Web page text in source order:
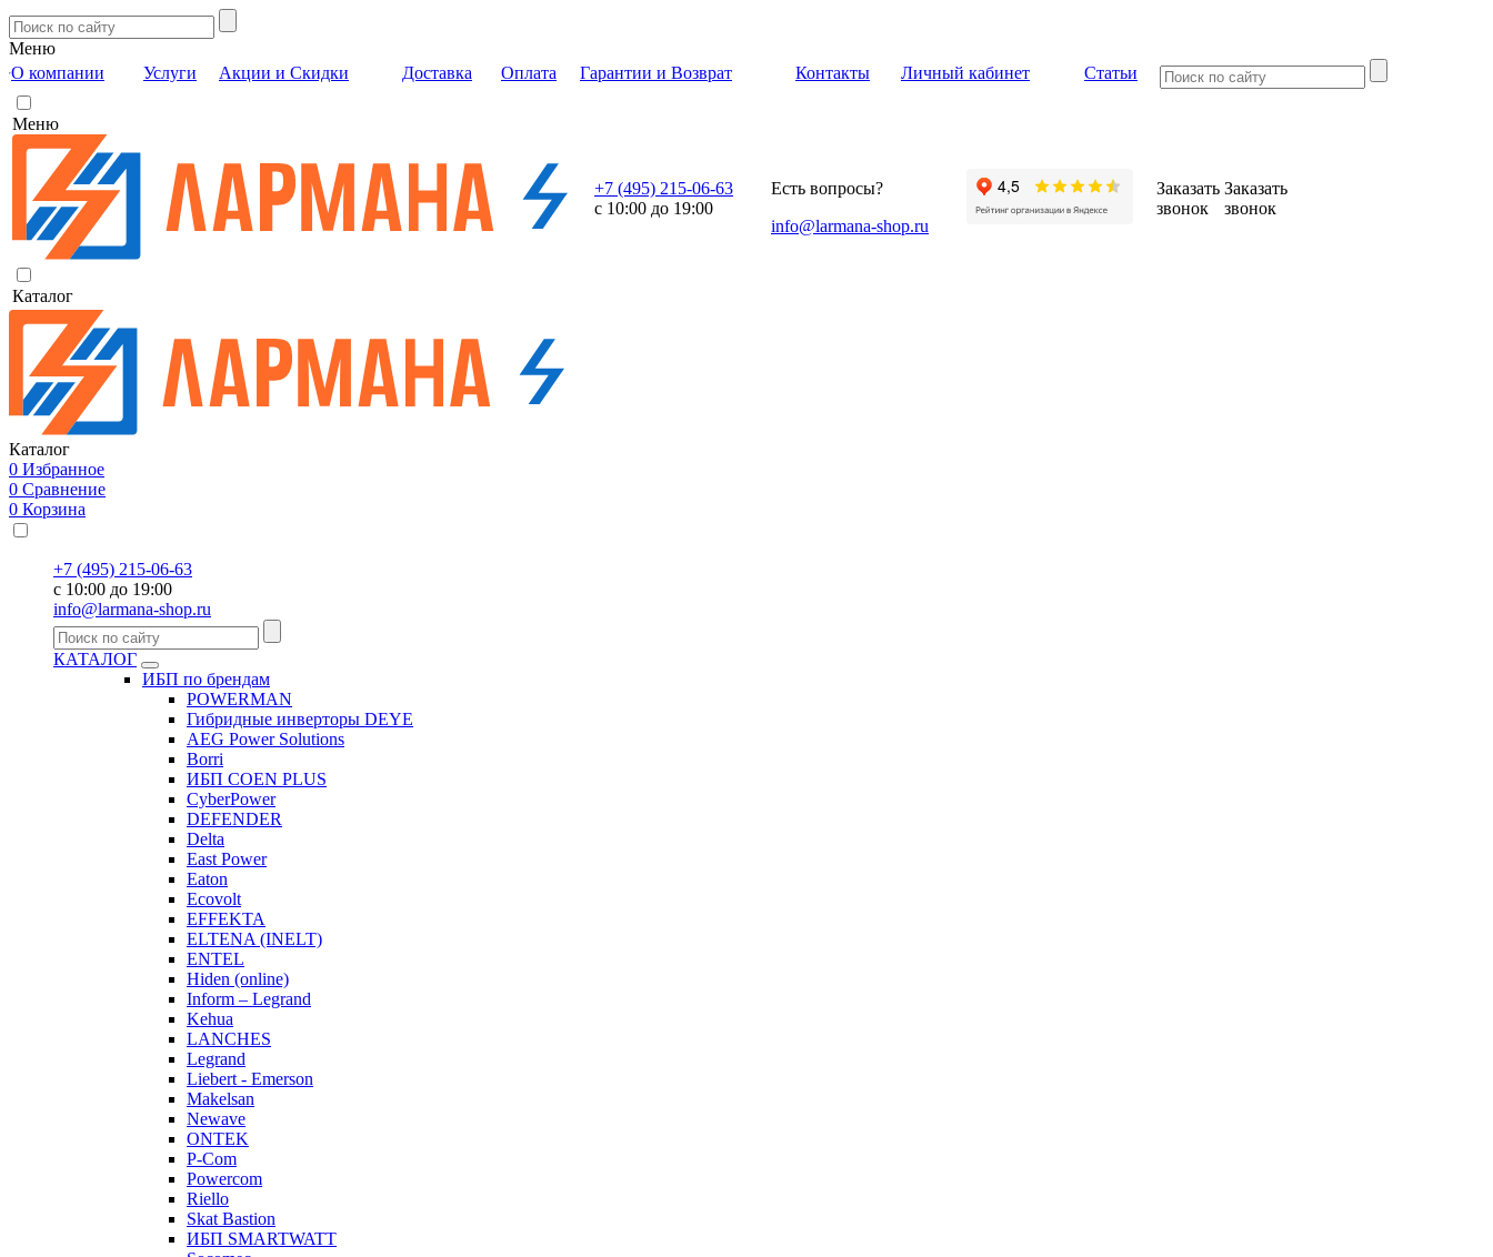
Меню
О компании
Услуги Акции и Скидки Доставка Оплата Гарантии и Возврат Контакты Личный кабинет Статьи
Меню
Каталог
+7 (495) 215-06-63
с 10:00 до 19:00
Есть вопросы?
info@larmana-shop.ru
Заказать
звонок
Заказать
звонок
Каталог
0 Избранное
0 Сравнение
0 Корзина
+7 (495) 215-06-63
с 10:00 до 19:00
info@larmana-shop.ru
КАТАЛОГ
ИБП по брендам
POWERMAN
Гибридные инверторы DEYE
AEG Power Solutions
Borri
ИБП COEN PLUS
CyberPower
DEFENDER
Delta
East Power
Eaton
Ecovolt
EFFEKTA
ELTENA (INELT)
ENTEL
Hiden (online)
Inform – Legrand
Kehua
LANCHES
Legrand
Liebert - Emerson
Makelsan
Newave
ONTEK
P-Com
Powercom
Riello
Skat Bastion
ИБП SMARTWATT